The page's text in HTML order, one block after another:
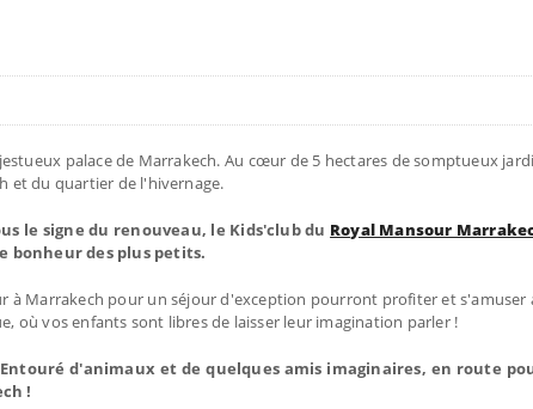
palace de Marrakech. Au cœur de 5 hectares de somptueux
et du quartier de l'hivernage.
le signe du renouveau, le Kids'club du Royal Mansour
bonheur des plus petits.
à Marrakech pour un séjour d'exception pourront profiter et s'amuser
où vos enfants sont libres de laisser leur imagination parler !
d'animaux et de quelques amis imaginaires, en route
!